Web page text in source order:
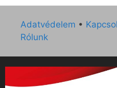
Adatvédelem •
Rólunk